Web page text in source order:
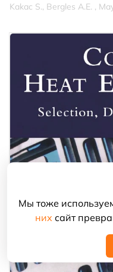
Kakac S., Bergles A.E. ,
Мы тоже
нихсайт